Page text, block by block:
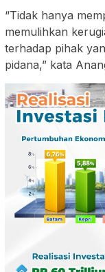
“Tidak hanya
memulihkan
terhadap pihak
pidana,” kata